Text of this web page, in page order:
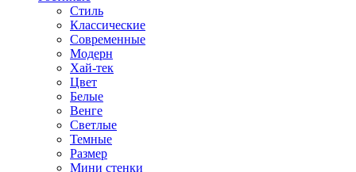
Стиль
Классические
Современные
Модерн
Хай-тек
Цвет
Белые
Венге
Светлые
Темные
Размер
Мини стенки